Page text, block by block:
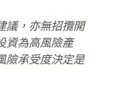
議，亦無招攬開
資為高風險產
險承受度決定是